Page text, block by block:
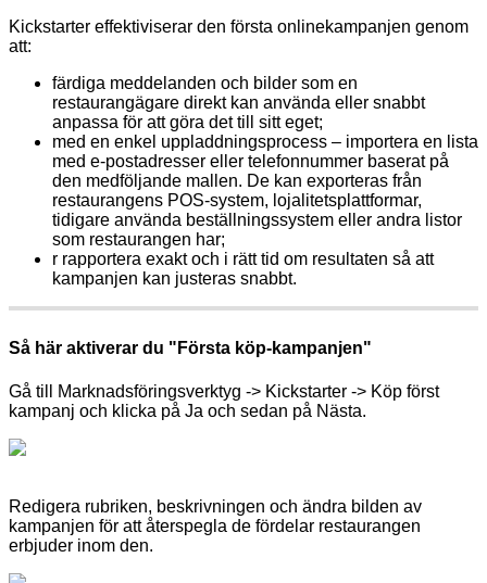
Kickstarter effektiviserar den första onlinekampanjen genom
att:
färdiga meddelanden och bilder som en
restaurangägare direkt kan använda eller snabbt
anpassa för att göra det till sitt eget;
med en enkel uppladdningsprocess – importera en lista
med e-postadresser eller telefonnummer baserat på
den medföljande mallen. De kan exporteras från
restaurangens POS-system, lojalitetsplattformar,
tidigare använda beställningssystem eller andra listor
som restaurangen har;
r rapportera exakt och i rätt tid om resultaten så att
kampanjen kan justeras snabbt.
Så här aktiverar du "Första köp-kampanjen"
Gå till Marknadsföringsverktyg -> Kickstarter -> Köp först
kampanj och klicka på Ja och sedan på Nästa.
Redigera rubriken, beskrivningen och ändra bilden av
kampanjen för att återspegla de fördelar restaurangen
erbjuder inom den.